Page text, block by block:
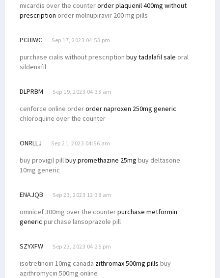
micardis over the counterorder plaquenil 400mg without
prescription order molnupiravir 200 mg pills
PCHIWC Sep 17, 2023 04:53 pm
purchase cialis without prescription buy tadalafil sale oral
sildenafil
DLPRBM Sep 19, 2023 04:33 am
cenforce online orderorder naproxen 250mg generic
chloroquine over the counter
ONRLLJ Sep 21, 2023 04:56 am
buy provigil pillbuy promethazine 25mg buy deltasone
10mg generic
ENAJQB Sep 23, 2023 12:38 am
omnicef 300mg over the counterpurchase metformin
generic purchase lansoprazole pill
SZYXFW Sep 23, 2023 04:25 pm
isotretinoin 10mg canada zithromax 500mg pills buy
azithromycin 500mg online